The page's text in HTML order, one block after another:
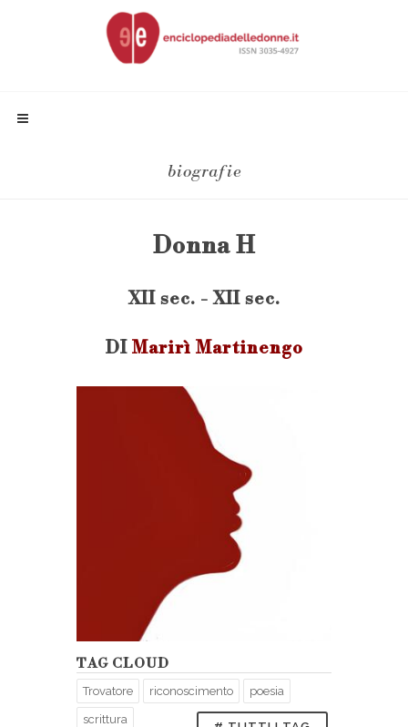
biografie
Donna H
XII sec. - XII sec.
DI Marirì Martinengo
TAG CLOUD
Trovatore riconoscimento poesia
scrittura